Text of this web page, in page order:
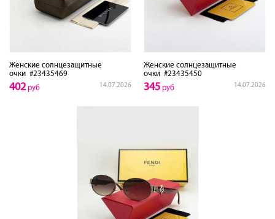
Женские солнцезащитные
очки #23435469
14.07.2026
402руб
Женские солнцезащитные
очки #23435450
14.07.2026
345 руб